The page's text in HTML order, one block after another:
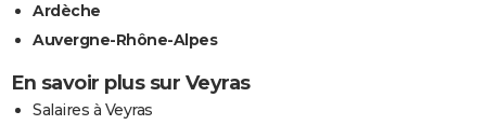
Ardèche
Auvergne-Rhône-Alpes
En savoir plus sur Veyras
Salaires à Veyras